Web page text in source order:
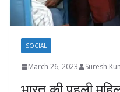
SOCIAL
March 26, 2023 Suresh